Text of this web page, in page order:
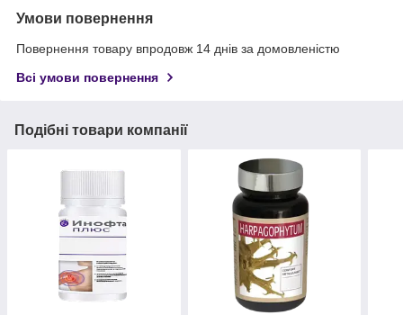
Умови повернення
Повернення товару впродовж 14 днів за домовленістю
Всі умови повернення
Подібні товари компанії